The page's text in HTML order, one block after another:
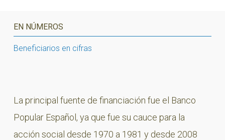
La principal fuente de financiación fue el Banco
Popular Español, ya que fue su cauce para la
acción social desde 1970 a 1981 y desde 2008
EN NÚMEROS
Beneficiarios en cifras